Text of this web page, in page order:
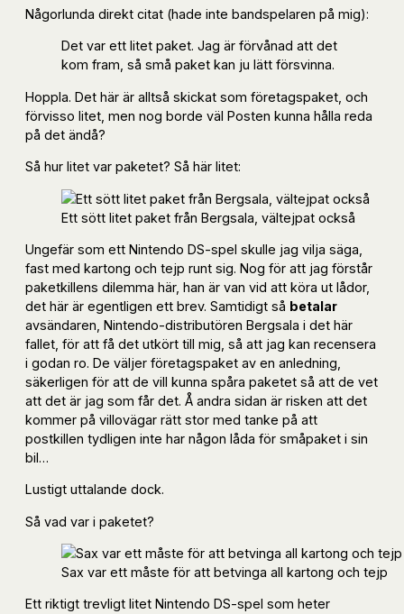
Någorlunda direkt citat (hade inte bandspelaren på mig):
Det var ett litet paket. Jag är förvånad att det
kom fram, så små paket kan ju lätt försvinna.
Hoppla. Det här är alltså skickat som företagspaket, och
förvisso litet, men nog borde väl Posten kunna hålla reda
på det ändå?
Så hur litet var paketet? Så här litet:
Ett sött litet paket från Bergsala, vältejpat också
Ungefär som ett Nintendo DS-spel skulle jag vilja säga,
fast med kartong och tejp runt sig. Nog för att jag förstår
paketkillens dilemma här, han är van vid att köra ut lådor,
det här är egentligen ett brev. Samtidigt så betalar
avsändaren, Nintendo-distributören Bergsala i det här
fallet, för att få det utkört till mig, så att jag kan recensera
i godan ro. De väljer företagspaket av en anledning,
säkerligen för att de vill kunna spåra paketet så att de vet
att det är jag som får det. Å andra sidan är risken att det
kommer på villovägar rätt stor med tanke på att
postkillen tydligen inte har någon låda för småpaket i sin
bil…
Lustigt uttalande dock.
Så vad var i paketet?
Sax var ett måste för att betvinga all kartong och tejp
Ett riktigt trevligt litet Nintendo DS-spel som heter